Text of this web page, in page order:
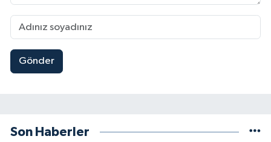
Gönder
Son Haberler